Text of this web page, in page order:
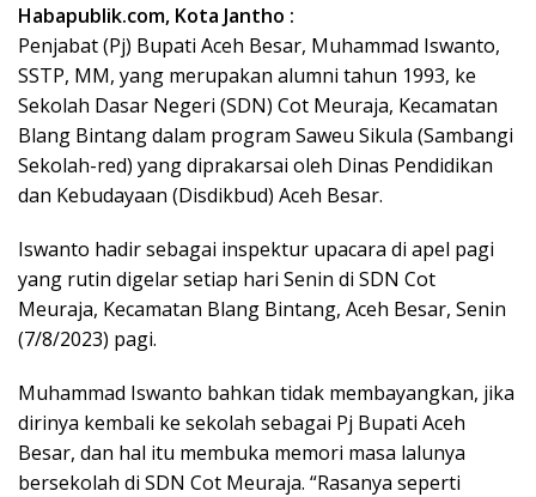
Habapublik.com, Kota Jantho :
Penjabat (Pj) Bupati Aceh Besar, Muhammad Iswanto,
SSTP, MM, yang merupakan alumni tahun 1993, ke
Sekolah Dasar Negeri (SDN) Cot Meuraja, Kecamatan
Blang Bintang dalam program Saweu Sikula (Sambangi
Sekolah-red) yang diprakarsai oleh Dinas Pendidikan
dan Kebudayaan (Disdikbud) Aceh Besar.
Iswanto hadir sebagai inspektur upacara di apel pagi
yang rutin digelar setiap hari Senin di SDN Cot
Meuraja, Kecamatan Blang Bintang, Aceh Besar, Senin
(7/8/2023) pagi.
Muhammad Iswanto bahkan tidak membayangkan, jika
dirinya kembali ke sekolah sebagai Pj Bupati Aceh
Besar, dan hal itu membuka memori masa lalunya
bersekolah di SDN Cot Meuraja. “Rasanya seperti